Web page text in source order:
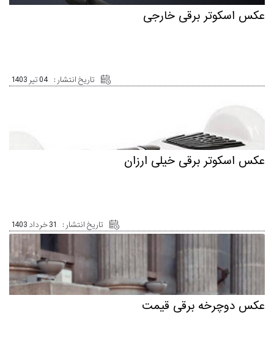
عکس اسکوتر برقی خارجی
تاریخ انتشار : 04 تیر 1403
عکس اسکوتر برقی خیلی ارزان
تاریخ انتشار : 31 خرداد 1403
عکس دوچرخه برقی قیمت